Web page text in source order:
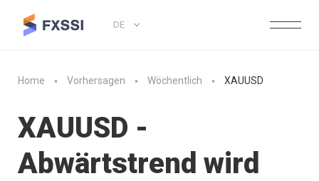
DE
Home Vorhersagen Wöchentlich XAUUSD
XAUUSD -
Abwärtstrend wird